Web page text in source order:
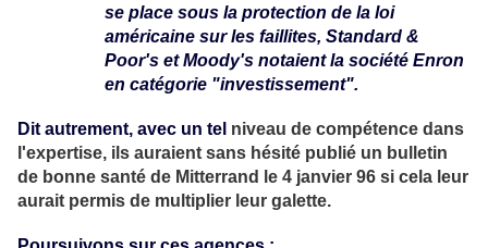
se place sous la protection de la loi
américaine sur les faillites, Standard &
Poor's et Moody's notaient la société Enron
en catégorie "investissement".
Dit autrement, avec un tel niveau de compétence dans
l'expertise, ils auraient sans hésité publié un bulletin
de bonne santé de Mitterrand le 4 janvier 96 si cela leur
aurait permis de multiplier leur galette.